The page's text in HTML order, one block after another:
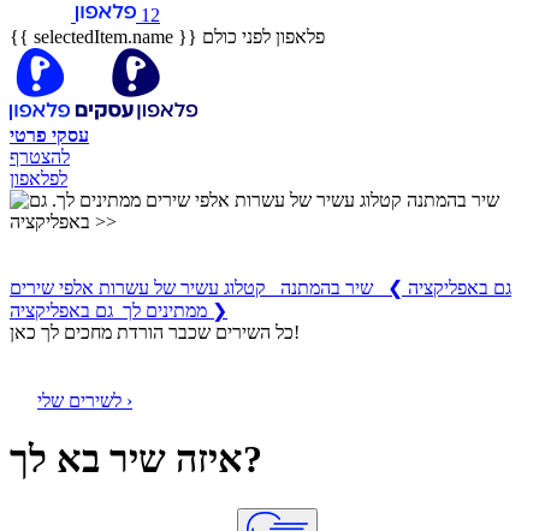
12
{{ selectedItem.name }} פלאפון לפני כולם
עסקי פרטי
להצטרף
לפלאפון
גם באפליקציה ❯
שיר בהמתנה קטלוג עשיר של עשרות אלפי שירים
ממתינים לך גם באפליקציה ❯
כל השירים שכבר הורדת מחכים לך כאן!
לשירים שלי ›
איזה שיר בא לך?